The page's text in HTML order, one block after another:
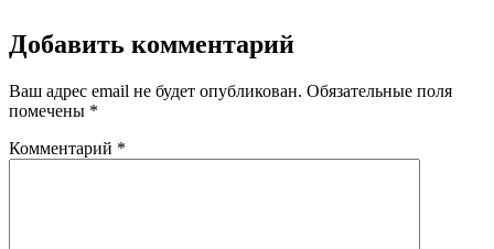
Добавить комментарий
Ваш адрес email не будет опубликован. Обязательные поля
помечены *
Комментарий *